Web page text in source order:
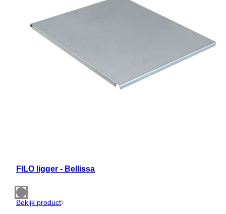
FILO ligger - Bellissa
Bekijk product